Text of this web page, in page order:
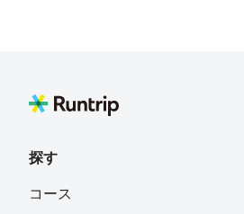
ben_takayuki_POV_run_ner
探す
コース